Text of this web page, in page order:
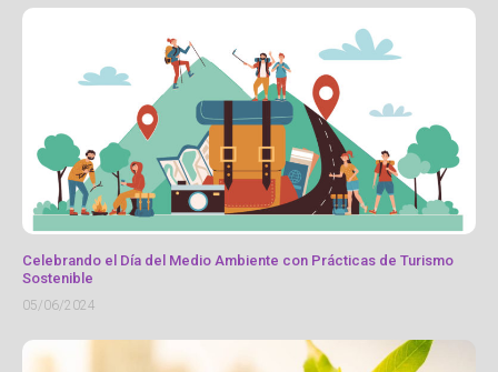
Celebrando el Día del Medio Ambiente con Prácticas de Turismo
Sostenible
05/06/2024